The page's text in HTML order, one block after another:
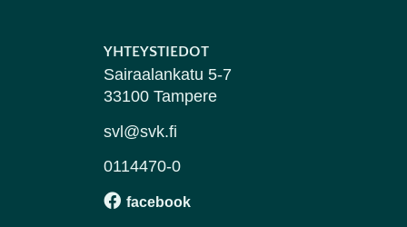
YHTEYSTIEDOT
Sairaalankatu 5-7
33100 Tampere
svl@svk.fi
0114470-0